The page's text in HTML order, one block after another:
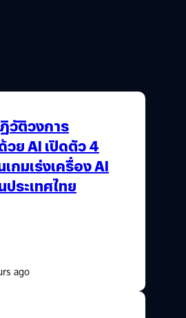
วัติวงการ
ย AI เปิดตัว 4
กมเร่งเครื่อง AI
ระเทศไทย
ago